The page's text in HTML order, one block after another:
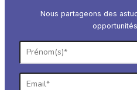
Nous partageons des